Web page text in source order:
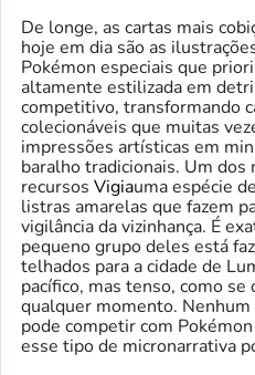
De longe, as cartas mais
hoje em dia são as
Pokémon especiais que
altamente estilizada em
competitivo, transformando
colecionáveis ​​que muitas
impressões artísticas em
baralho tradicionais. Um
recursos Vigiauma espécie
listras amarelas que fazem
vigilância da vizinhança. É
pequeno grupo deles está
telhados para a cidade de
pacífico, mas tenso, como
qualquer momento.
pode competir com
esse tipo de micronarrativa